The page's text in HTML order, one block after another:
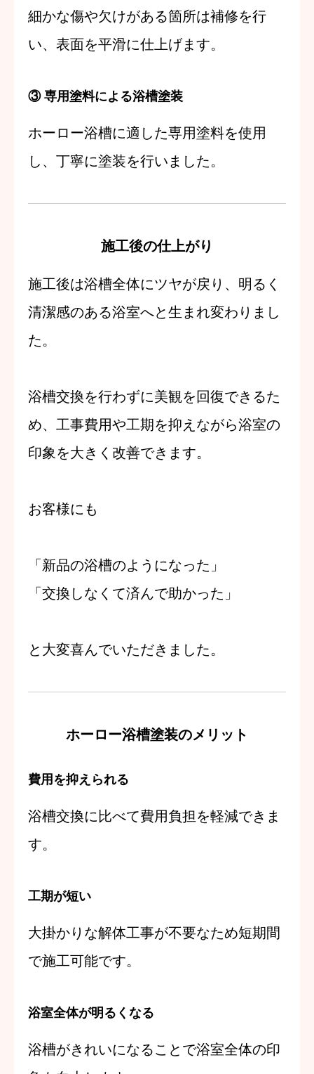
細かな傷や欠けがある箇所は補修を行
い、表面を平滑に仕上げます。
③ 専用塗料による浴槽塗装
ホーロー浴槽に適した専用塗料を使用
し、丁寧に塗装を行いました。
施工後の仕上がり
施工後は浴槽全体にツヤが戻り、明るく
清潔感のある浴室へと生まれ変わりまし
た。
浴槽交換を行わずに美観を回復できるた
め、工事費用や工期を抑えながら浴室の
印象を大きく改善できます。
お客様にも
「新品の浴槽のようになった」
「交換しなくて済んで助かった」
と大変喜んでいただきました。
ホーロー浴槽塗装のメリット
費用を抑えられる
浴槽交換に比べて費用負担を軽減できま
す。
工期が短い
大掛かりな解体工事が不要なため短期間
で施工可能です。
浴室全体が明るくなる
浴槽がきれいになることで浴室全体の印